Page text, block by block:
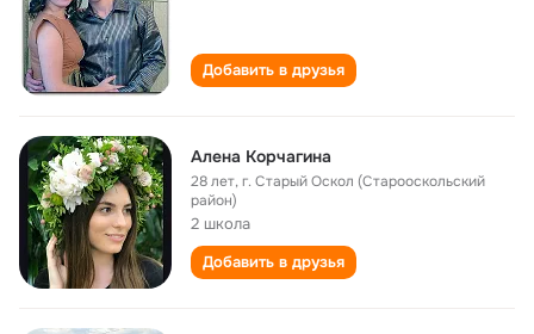
Добавить в друзья
Алена Корчагина
28 лет,г. Старый Оскол (Старооскольский
район)
2 школа
Добавить в друзья